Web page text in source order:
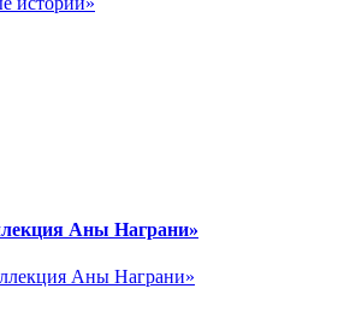
Аны Награни»